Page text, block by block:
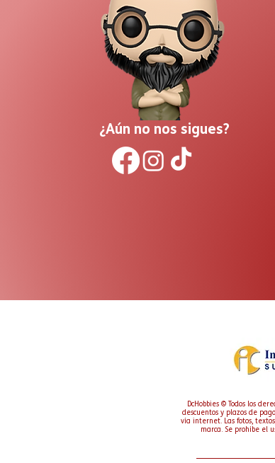
¿Aún no nos sigues?
DcHobbies © Todos los
descuentos y plazos de
vía internet. Las fotos,
marca. Se prohíbe el